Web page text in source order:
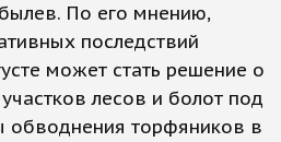
По его мнению,
последствий
может стать решение о
лесов и болот под
обводнения торфяников в